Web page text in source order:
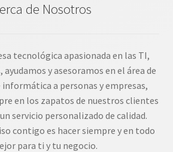
de Nosotros
tecnológica apasionada en las TI,
y asesoramos en el área de
a personas y empresas,
en los zapatos de nuestros clientes
servicio personalizado de calidad.
contigo es hacer siempre y en todo
para ti y tu negocio.